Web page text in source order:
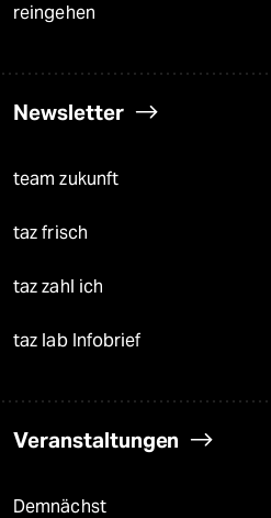
reingehen
Newsletter
team zukunft
taz frisch
taz zahl ich
taz lab Infobrief
Veranstaltungen
Demnächst